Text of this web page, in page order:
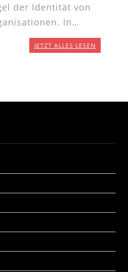
der Identität von
In…
JETZT ALLES LESEN